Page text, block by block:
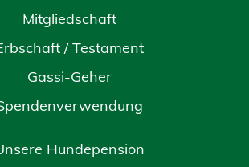
Mitgliedschaft
/ Testament
Gassi-Geher
Hundepension